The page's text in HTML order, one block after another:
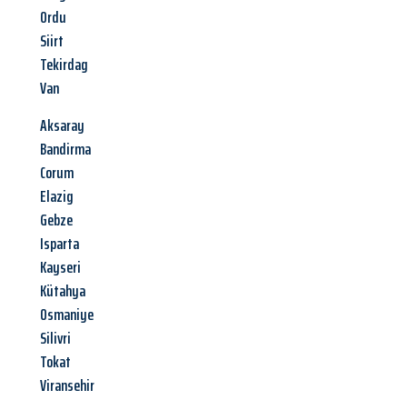
Ordu
Siirt
Tekirdag
Van
Aksaray
Bandirma
Corum
Elazig
Gebze
Isparta
Kayseri
Kütahya
Osmaniye
Silivri
Tokat
Viransehir